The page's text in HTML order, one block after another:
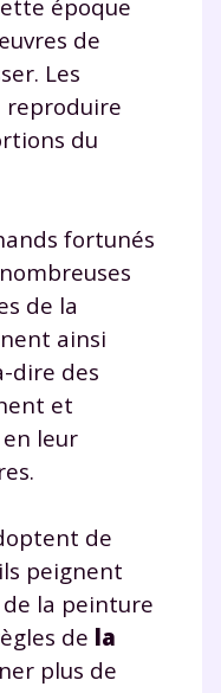
époque
de
Les
reproduire
du
fortunés
de la
ainsi
dire des
et
leur
de
peignent
la peinture
de la
plus de